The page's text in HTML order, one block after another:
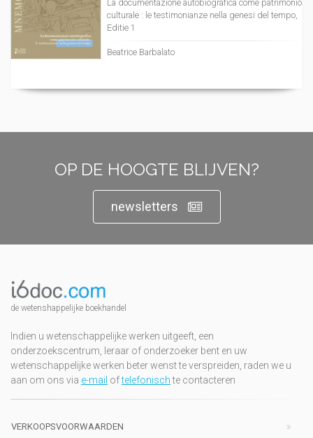
La documentazione autobiografica come patrimonio
culturale : le testimonianze nella genesi del tempo,
Editie 1
Beatrice Barbalato
OP DE HOOGTE BLIJVEN?
newsletters
de wetenshappelijke boekhandel
Indien u wetenschappelijke werken uitgeeft, een
onderzoekscentrum, leraar of onderzoeker bent en uw
wetenschappelijke werken beter wenst te verspreiden, raden we u
aan om ons via e-mail oftelefonischte contacteren
VERKOOPSVOORWAARDEN